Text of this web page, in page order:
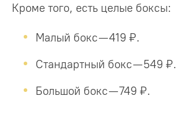
Кроме того, есть целые боксы:
Малый бокс — 419 ₽.
Стандартный бокс — 549 ₽.
Большой бокс — 749 ₽.